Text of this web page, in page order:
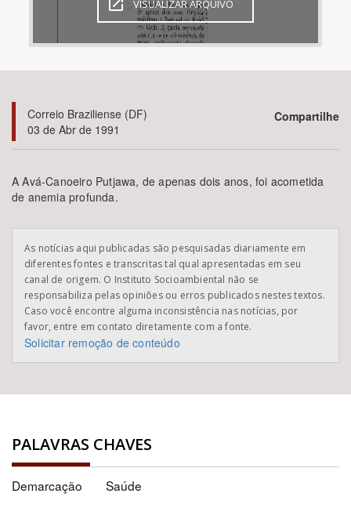
Subtema
Área Protegida
VISUALIZAR ARQUIVO
Correio Braziliense (DF)
03 de Abr de 1991
Compartilhe
A Avá-Canoeiro Putjawa, de apenas dois anos, foi acometida
de anemia profunda.
As notícias aqui publicadas são pesquisadas diariamente em
diferentes fontes e transcritas tal qual apresentadas em seu
canal de origem. O Instituto Socioambiental não se
responsabiliza pelas opiniões ou erros publicados nestes textos.
Caso você encontre alguma inconsistência nas notícias, por
favor, entre em contato diretamente com a fonte.
Solicitar remoção de conteúdo
PALAVRAS CHAVES
Demarcação Saúde